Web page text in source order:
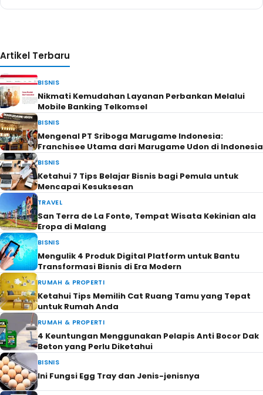
Artikel Terbaru
BISNIS
Nikmati Kemudahan Layanan Perbankan Melalui
Mobile Banking Telkomsel
BISNIS
Mengenal PT Sriboga Marugame Indonesia:
Franchisee Utama dari Marugame Udon di Indonesia
BISNIS
Ketahui 7 Tips Belajar Bisnis bagi Pemula untuk
Mencapai Kesuksesan
TRAVEL
San Terra de La Fonte, Tempat Wisata Kekinian ala
Eropa di Malang
BISNIS
Mengulik 4 Produk Digital Platform untuk Bantu
Transformasi Bisnis di Era Modern
RUMAH & PROPERTI
Ketahui Tips Memilih Cat Ruang Tamu yang Tepat
untuk Rumah Anda
RUMAH & PROPERTI
4 Keuntungan Menggunakan Pelapis Anti Bocor Dak
Beton yang Perlu Diketahui
BISNIS
Ini Fungsi Egg Tray dan Jenis-jenisnya